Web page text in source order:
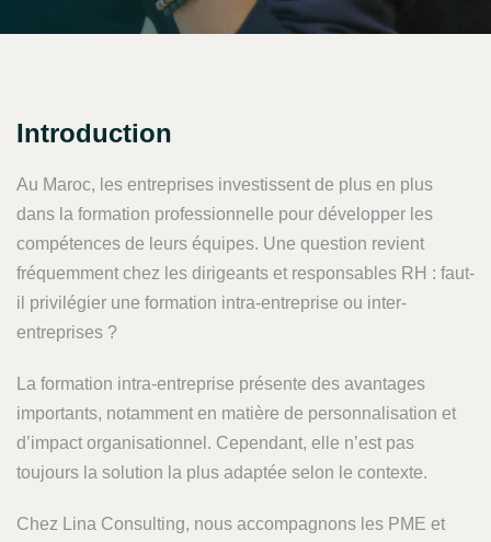
Introduction
Au Maroc, les entreprises investissent de plus en plus
dans la formation professionnelle pour développer les
compétences de leurs équipes. Une question revient
fréquemment chez les dirigeants et responsables RH : faut-
il privilégier une formation intra-entreprise ou inter-
entreprises ?
La formation intra-entreprise présente des avantages
importants, notamment en matière de personnalisation et
d’impact organisationnel. Cependant, elle n’est pas
toujours la solution la plus adaptée selon le contexte.
Chez Lina Consulting, nous accompagnons les PME et